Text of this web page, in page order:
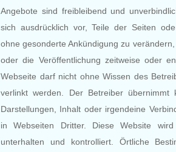
Angebote sind freibleibend und
sich ausdrücklich vor, Teile der Seiten
ohne gesonderte Ankündigung zu
oder die Veröffentlichung zeitweise oder
Webseite darf nicht ohne Wissen des
verlinkt werden. Der Betreiber übernimmt
Darstellungen, Inhalt oder irgendeine
in Webseiten Dritter. Diese Website
unterhalten und kontrolliert. Örtliche